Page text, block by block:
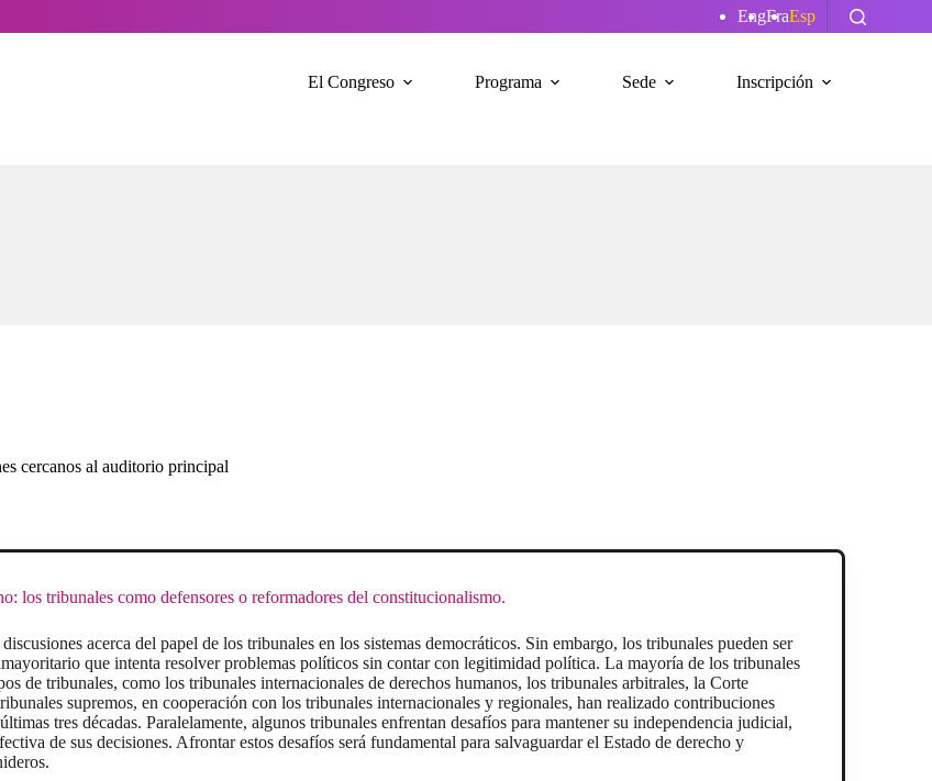
EngFraEsp
El Congreso Programa Sede Inscripción
cercanos al auditorio principal
los tribunales como defensores o reformadores del constitucionalismo.
acerca del papel de los tribunales en los sistemas democráticos. Sin embargo, los tribunales pueden ser
que intenta resolver problemas políticos sin contar con legitimidad política. La mayoría de los tribunales
de tribunales, como los tribunales internacionales de derechos humanos, los tribunales arbitrales, la Corte
supremos, en cooperación con los tribunales internacionales y regionales, han realizado contribuciones
tres décadas. Paralelamente, algunos tribunales enfrentan desafíos para mantener su independencia judicial,
de sus decisiones. Afrontar estos desafíos será fundamental para salvaguardar el Estado de derecho y